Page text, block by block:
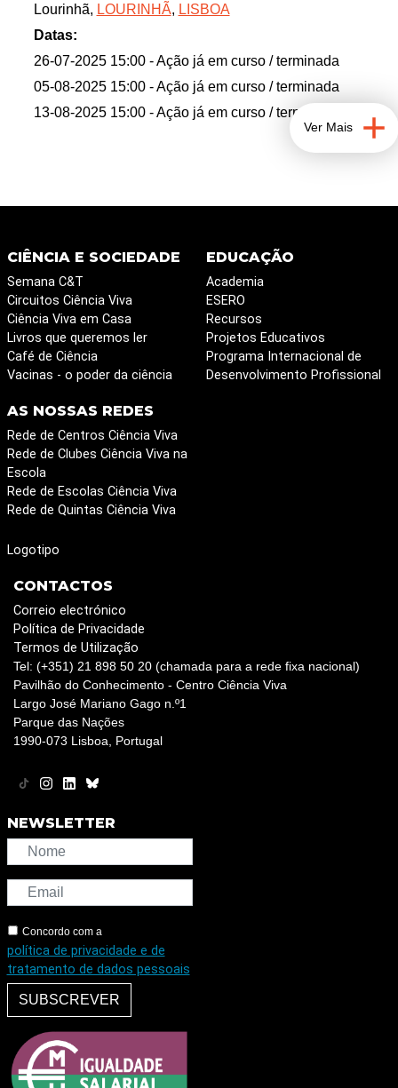
esta região tão especial!
Lourinhã, LOURINHÃ, LISBOA
Datas:
26-07-2025 15:00 - Ação já em curso / terminada
05-08-2025 15:00 - Ação já em curso / terminada
13-08-2025 15:00 - Ação já em curso / terminada
Ver Mais
CIÊNCIA E SOCIEDADE
Semana C&T
Circuitos Ciência Viva
Ciência Viva em Casa
Livros que queremos ler
Café de Ciência
Vacinas - o poder da ciência
EDUCAÇÃO
Academia
ESERO
Recursos
Projetos Educativos
Programa Internacional de
Desenvolvimento Profissional
AS NOSSAS REDES
Rede de Centros Ciência Viva
Rede de Clubes Ciência Viva na
Escola
Rede de Escolas Ciência Viva
Rede de Quintas Ciência Viva
Logotipo
CONTACTOS
Correio electrónico
Política de Privacidade
Termos de Utilização
Tel: (+351) 21 898 50 20 (chamada para a rede fixa nacional)
Pavilhão do Conhecimento - Centro Ciência Viva
Largo José Mariano Gago n.º1
Parque das Nações
1990-073 Lisboa, Portugal
NEWSLETTER
Concordo com a
política de privacidade e de
tratamento de dados pessoais
SUBSCREVER